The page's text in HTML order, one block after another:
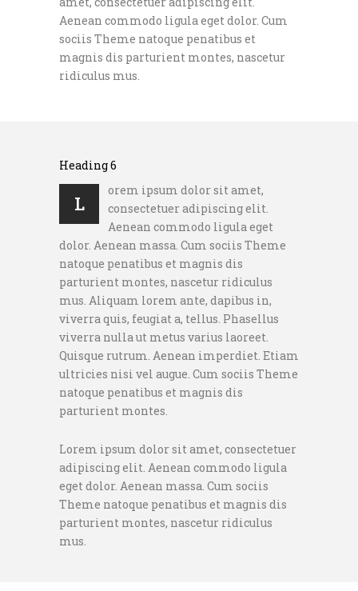
Aenean commodo ligula eget dolor. Cum
sociis Theme natoque penatibus et
magnis dis parturient montes, nascetur
ridiculus mus.
Heading 6
L
orem ipsum dolor sit amet,
consectetuer adipiscing elit.
Aenean commodo ligula eget
dolor. Aenean massa. Cum sociis Theme
natoque penatibus et magnis dis
parturient montes, nascetur ridiculus
mus. Aliquam lorem ante, dapibus in,
viverra quis, feugiat a, tellus. Phasellus
viverra nulla ut metus varius laoreet.
Quisque rutrum. Aenean imperdiet. Etiam
ultricies nisi vel augue. Cum sociis Theme
natoque penatibus et magnis dis
parturient montes.
Lorem ipsum dolor sit amet, consectetuer
adipiscing elit. Aenean commodo ligula
eget dolor. Aenean massa. Cum sociis
Theme natoque penatibus et magnis dis
parturient montes, nascetur ridiculus
mus.